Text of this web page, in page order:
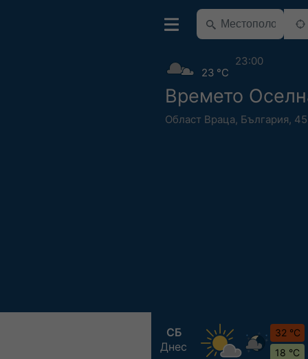
Времето
Област Враца, България,
23 °C
23:00
СБ
Днес
32 °C
18 °C